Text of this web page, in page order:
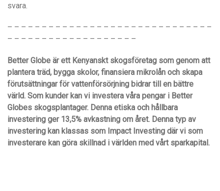
svara.
– – – – – – – – – – – – – – – – – – – – – – – – – – – – – –
– – – – – – – – – – – – – – – – – – –
Better Globe är ett Kenyanskt skogsföretag som genom att
plantera träd, bygga skolor, finansiera mikrolån och skapa
förutsättningar för vattenförsörjning bidrar till en bättre
värld. Som kunder kan vi investera våra pengar i Better
Globes skogsplantager. Denna etiska och hållbara
investering ger 13,5% avkastning om året. Denna typ av
investering kan klassas som Impact Investing där vi som
investerare kan göra skillnad i världen med vårt sparkapital.